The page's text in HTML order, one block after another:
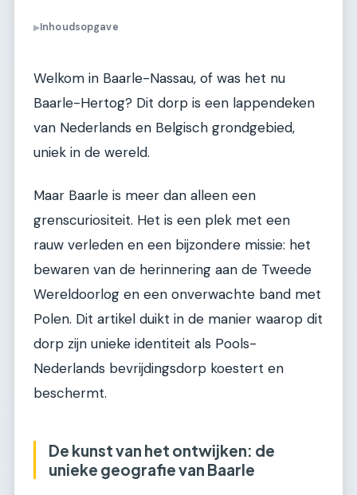
▶Inhoudsopgave
Welkom in Baarle-Nassau, of was het nu
Baarle-Hertog? Dit dorp is een lappendeken
van Nederlands en Belgisch grondgebied,
uniek in de wereld.
Maar Baarle is meer dan alleen een
grenscuriositeit. Het is een plek met een
rauw verleden en een bijzondere missie: het
bewaren van de herinnering aan de Tweede
Wereldoorlog en een onverwachte band met
Polen. Dit artikel duikt in de manier waarop dit
dorp zijn unieke identiteit als Pools-
Nederlands bevrijdingsdorp koestert en
beschermt.
De kunst van het ontwijken: de
unieke geografie van Baarle